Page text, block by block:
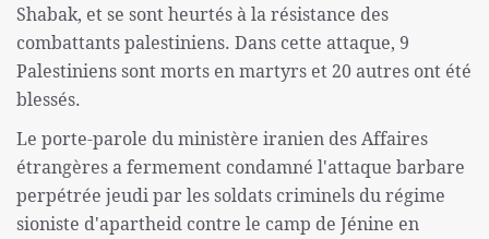
Shabak, et se sont heurtés à la résistance des
combattants palestiniens. Dans cette attaque, 9
Palestiniens sont morts en martyrs et 20 autres ont été
blessés.
Le porte-parole du ministère iranien des Affaires
étrangères a fermement condamné l'attaque barbare
perpétrée jeudi par les soldats criminels du régime
sioniste d'apartheid contre le camp de Jénine en